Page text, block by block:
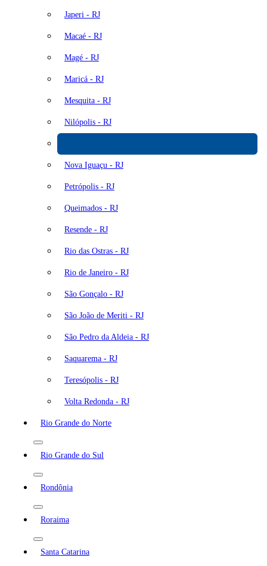
Japeri - RJ
Macaé - RJ
Magé - RJ
Maricá - RJ
Mesquita - RJ
Nilópolis - RJ
Nova Iguaçu - RJ
Petrópolis - RJ
Queimados - RJ
Resende - RJ
Rio das Ostras - RJ
Rio de Janeiro - RJ
São Gonçalo - RJ
São João de Meriti - RJ
São Pedro da Aldeia - RJ
Saquarema - RJ
Teresópolis - RJ
Volta Redonda - RJ
Rio Grande do Norte
Rio Grande do Sul
Rondônia
Roraima
Santa Catarina